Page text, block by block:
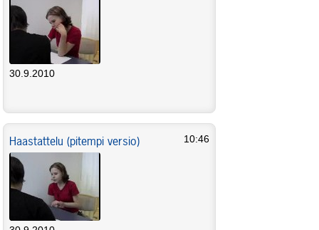
30.9.2010
Haastattelu (pitempi versio) 10:46